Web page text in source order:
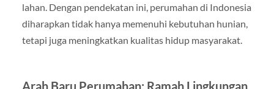
lahan. Dengan pendekatan ini, perumahan di Indonesia
diharapkan tidak hanya memenuhi kebutuhan hunian,
tetapi juga meningkatkan kualitas hidup masyarakat.
Arah Baru Perumahan: Ramah Lingkungan